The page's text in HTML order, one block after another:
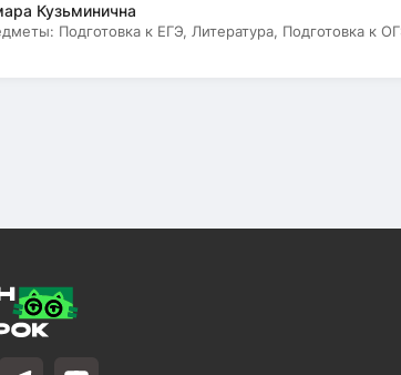
Кузьминична
Подготовка к ЕГЭ, Литература, Подготовка к